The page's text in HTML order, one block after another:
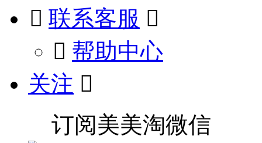
 联系客服 
󰅃 帮助中心
关注 
订阅美美淘微信